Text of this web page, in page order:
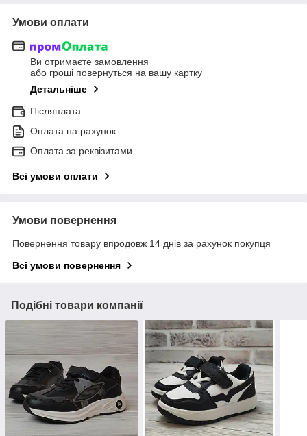
Умови оплати
Ви отримаєте замовлення
або гроші повернуться на вашу картку
Детальніше
Післяплата
Оплата на рахунок
Оплата за реквізитами
Всі умови оплати
Умови повернення
Повернення товару впродовж 14 днів за рахунок покупця
Всі умови повернення
Подібні товари компанії